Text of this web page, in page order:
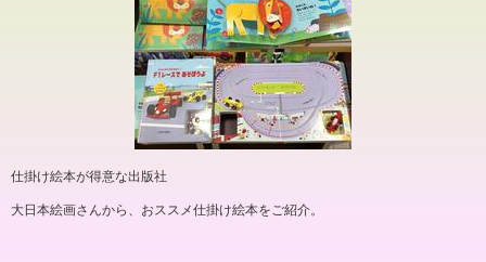
仕掛け絵本が得意な出版社
大日本絵画さんから、おススメ仕掛け絵本をご紹介。